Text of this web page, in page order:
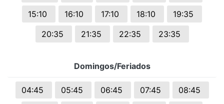
15:10
16:10 17:10 18:10
19:35
20:35
21:35 22:35 23:35
Domingos/Feriados
04:45 05:45 06:45 07:45
08:45